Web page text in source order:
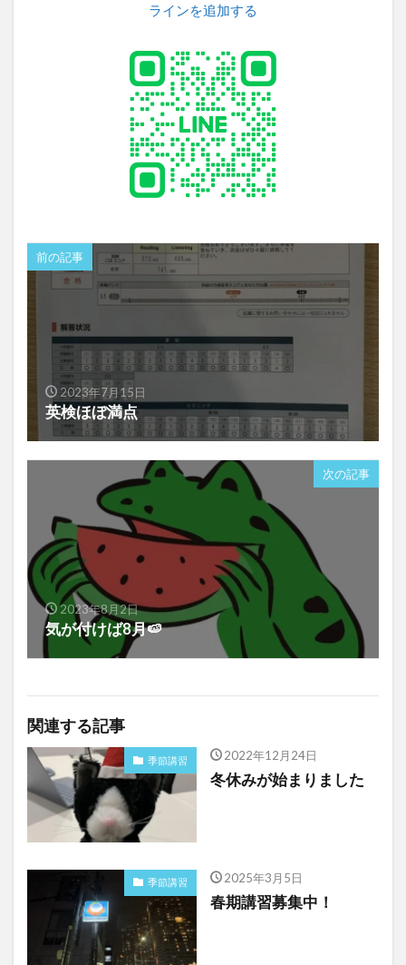
ラインを追加する
前の記事
2023年7月15日
英検ほぼ満点
次の記事
2023年8月2日
気が付けば8月🍉
関連する記事
季節講習 2022年12月24日
冬休みが始まりました
季節講習 2025年3月5日
春期講習募集中！